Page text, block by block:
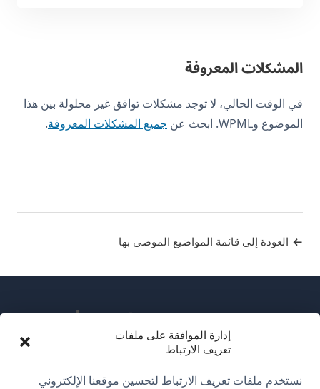
إدارة الموافقة على ملفات
تعريف الارتباط
نستخدم ملفات تعريف الارتباط لتحسين موقعنا الإلكتروني
المشكلات المعروفة
في الوقت الحالي، لا توجد مشكلات توافق غير محلولة بين هذا
الموضوع وWPML. ابحث عن
جميع المشكلات المعروفة.
العودة إلى قائمة المواضيع الموصى بها